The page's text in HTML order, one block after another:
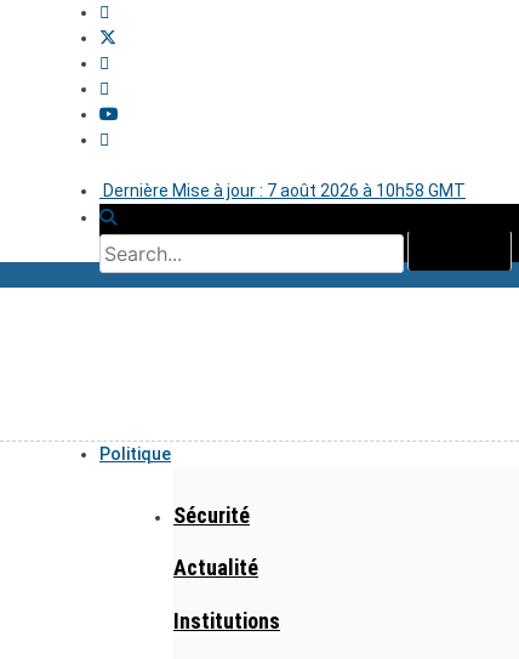
Dernière Mise à jour : 7 août 2026 à 10h58 GMT
Politique
Sécurité
Actualité
Institutions